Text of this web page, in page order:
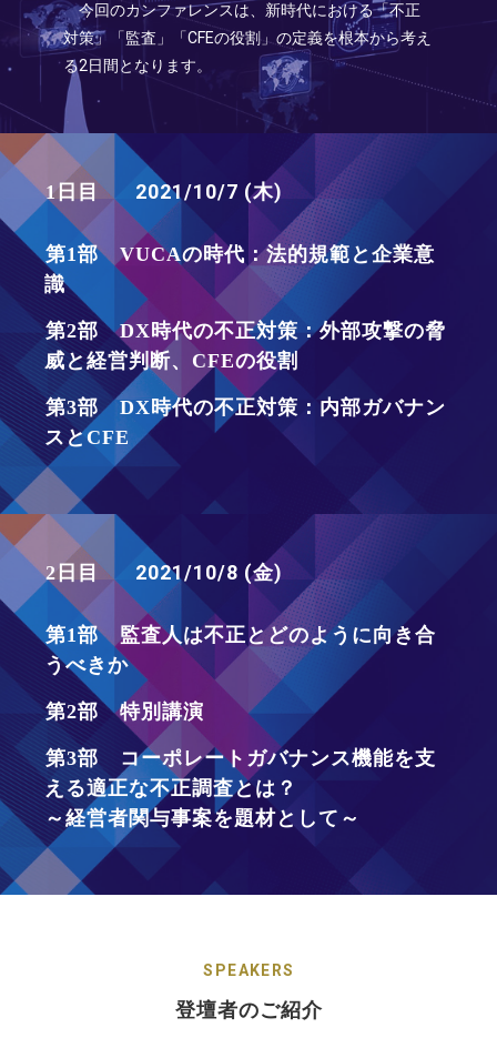
今回のカンファレンスは、新時代における「不正
対策」「監査」「CFEの役割」の定義を根本から考え
る2日間となります。
1日目 2021/10/7 (木)
第1部 VUCAの時代：法的規範と企業意
識
第2部 DX時代の不正対策：外部攻撃の脅
威と経営判断、CFEの役割
第3部 DX時代の不正対策：内部ガバナン
スとCFE
2日目 2021/10/8 (金)
第1部 監査人は不正とどのように向き合
うべきか
第2部 特別講演
第3部 コーポレートガバナンス機能を支
える適正な不正調査とは？
～経営者関与事案を題材として～
SPEAKERS
登壇者のご紹介